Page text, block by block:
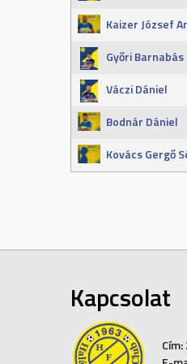
Kaizer József
Győri Barnabás
Váczi Dániel
Bodnár Dániel
Kovács Gergő
Kapcsolat
Cím: